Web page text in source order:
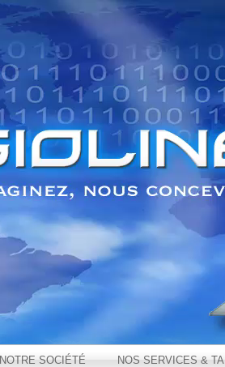
NOTRE SOCIÉTÉ NOS SERVICES &